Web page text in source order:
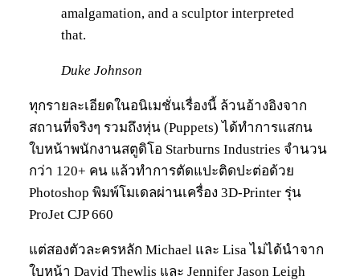
amalgamation, and a sculptor interpreted
that.
Duke Johnson
ทุกรายละเอียดในอนิเมชั่นเรื่องนี้ ล้วนอ้างอิงจาก
สถานที่จริงๆ รวมถึงหุ่น (Puppets) ได้ทำการแสกน
ใบหน้าพนักงานสตูดิโอ Starburns Industries จำนวน
กว่า 120+ คน แล้วทำการตัดแปะติดปะต่อด้วย
Photoshop พิมพ์โมเดลผ่านเครื่อง 3D-Printer รุ่น
ProJet CJP 660
แต่สองตัวละครหลัก Michael และ Lisa ไม่ได้นำจาก
ใบหน้า David Thewlis และ Jennifer Jason Leigh